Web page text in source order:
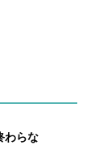
わらな